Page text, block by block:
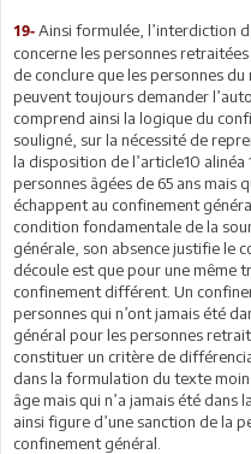
19- Ainsi formulée, l’interdiction
concerne les personnes
de conclure que les personnes
peuvent toujours demander
comprend ainsi la logique du
souligné, sur la nécessité de
la disposition de l’article10
personnes âgées de 65 ans mais
échappent au confinement
condition fondamentale de la
générale, son absence justifie le
découle est que pour une même
confinement différent. Un
personnes qui n’ont jamais été
général pour les personnes
constituer un critère de
dans la formulation du texte
âge mais qui n’a jamais été
ainsi figure d’une sanction de la
confinement général.